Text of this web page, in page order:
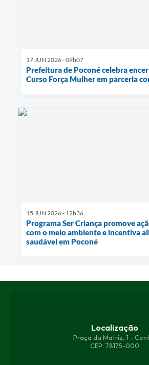
17 JUN 2026 - 09h07
Prefeitura de Poconé celebra
Curso Força Mulher em parceria
15 JUN 2026 - 12h36
Programa Ser Criança promove
com o meio ambiente e incentiva
saudável em Poconé
Localização
Praça da Matriz, 1 -
CEP: 78175-000